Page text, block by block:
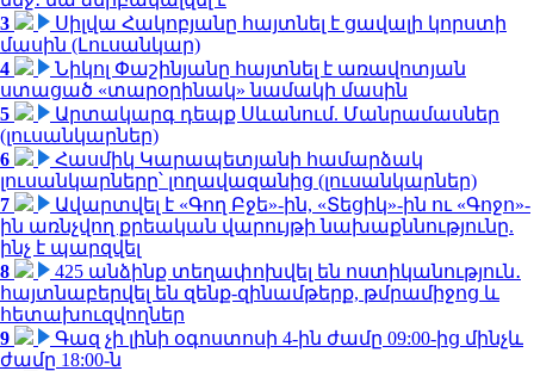
3
Սիլվա Հակոբյանը հայտնել է ցավալի կորստի
մասին (Լուսանկար)
4
Նիկոլ Փաշինյանը հայտնել է առավոտյան
ստացած «տարօրինակ» նամակի մասին
5
Արտակարգ դեպք Սևանում. Մանրամասներ
(լուսանկարներ)
6
Հասմիկ Կարապետյանի համարձակ
լուսանկարները՝ լողավազանից (լուսանկարներ)
7
Ավարտվել է «Գող Բջե»-ին, «Տեցիկ»-ին ու «Գոջո»-
ին առնչվող քրեական վարույթի նախաքննությունը.
ինչ է պարզվել
8
425 անձինք տեղափոխվել են ոստիկանություն․
հայտնաբերվել են զենք-զինամթերք, թմրամիջոց և
հետախուզվողներ
9
Գազ չի լինի օգոստոսի 4-ին ժամը 09:00-ից մինչև
ժամը 18:00-ն